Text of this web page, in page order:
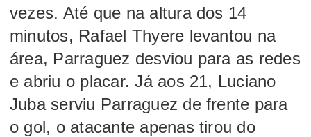
vezes. Até que na altura dos 14
minutos, Rafael Thyere levantou na
área, Parraguez desviou para as redes
e abriu o placar. Já aos 21, Luciano
Juba serviu Parraguez de frente para
o gol, o atacante apenas tirou do